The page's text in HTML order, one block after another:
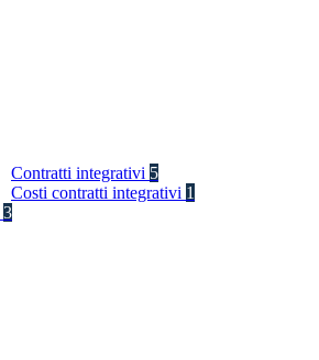
Contratti integrativi 5
Costi contratti integrativi 1
3